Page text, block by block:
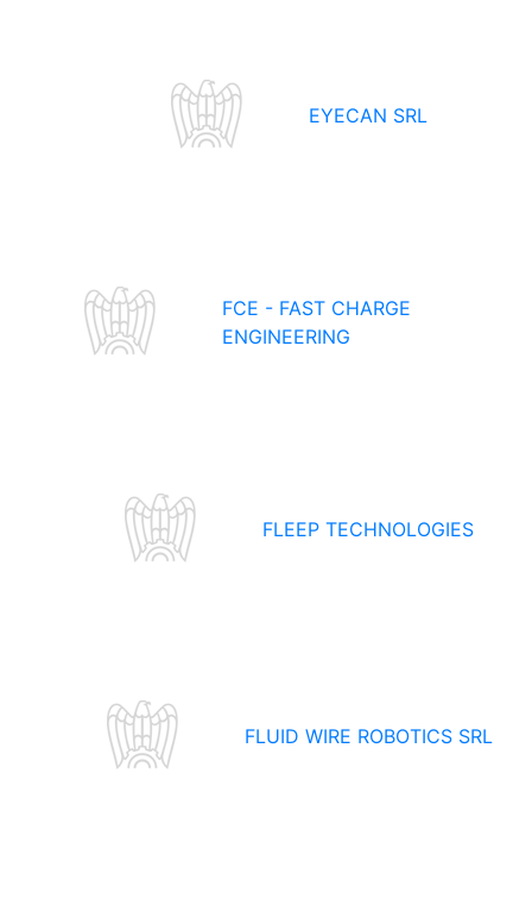
EYECAN SRL
FCE - FAST CHARGE
ENGINEERING
FLEEP TECHNOLOGIES
FLUID WIRE ROBOTICS SRL